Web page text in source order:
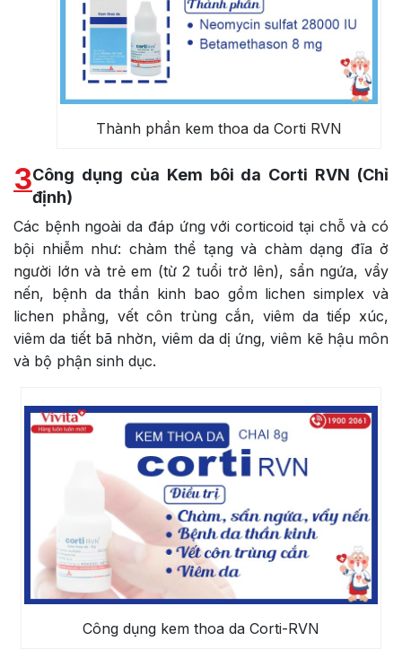
Thành phần kem thoa da Corti RVN
3Công dụng của Kem bôi da Corti RVN (Chỉ
định)
Các bệnh ngoài da đáp ứng với corticoid tại chỗ và có
bội nhiễm như: chàm thể tạng và chàm dạng đĩa ở
người lớn và trẻ em (từ 2 tuổi trở lên), sẩn ngứa, vẩy
nến, bệnh da thần kinh bao gồm lichen simplex và
lichen phẳng, vết côn trùng cắn, viêm da tiếp xúc,
viêm da tiết bã nhờn, viêm da dị ứng, viêm kẽ hậu môn
và bộ phận sinh dục.
Công dụng kem thoa da Corti-RVN